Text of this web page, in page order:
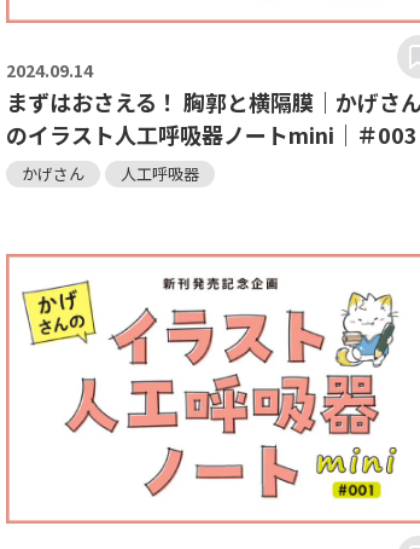
2024.09.14
まずはおさえる！ 胸郭と横隔膜｜かげさん
のイラスト人工呼吸器ノートmini｜＃003
かげさん 人工呼吸器